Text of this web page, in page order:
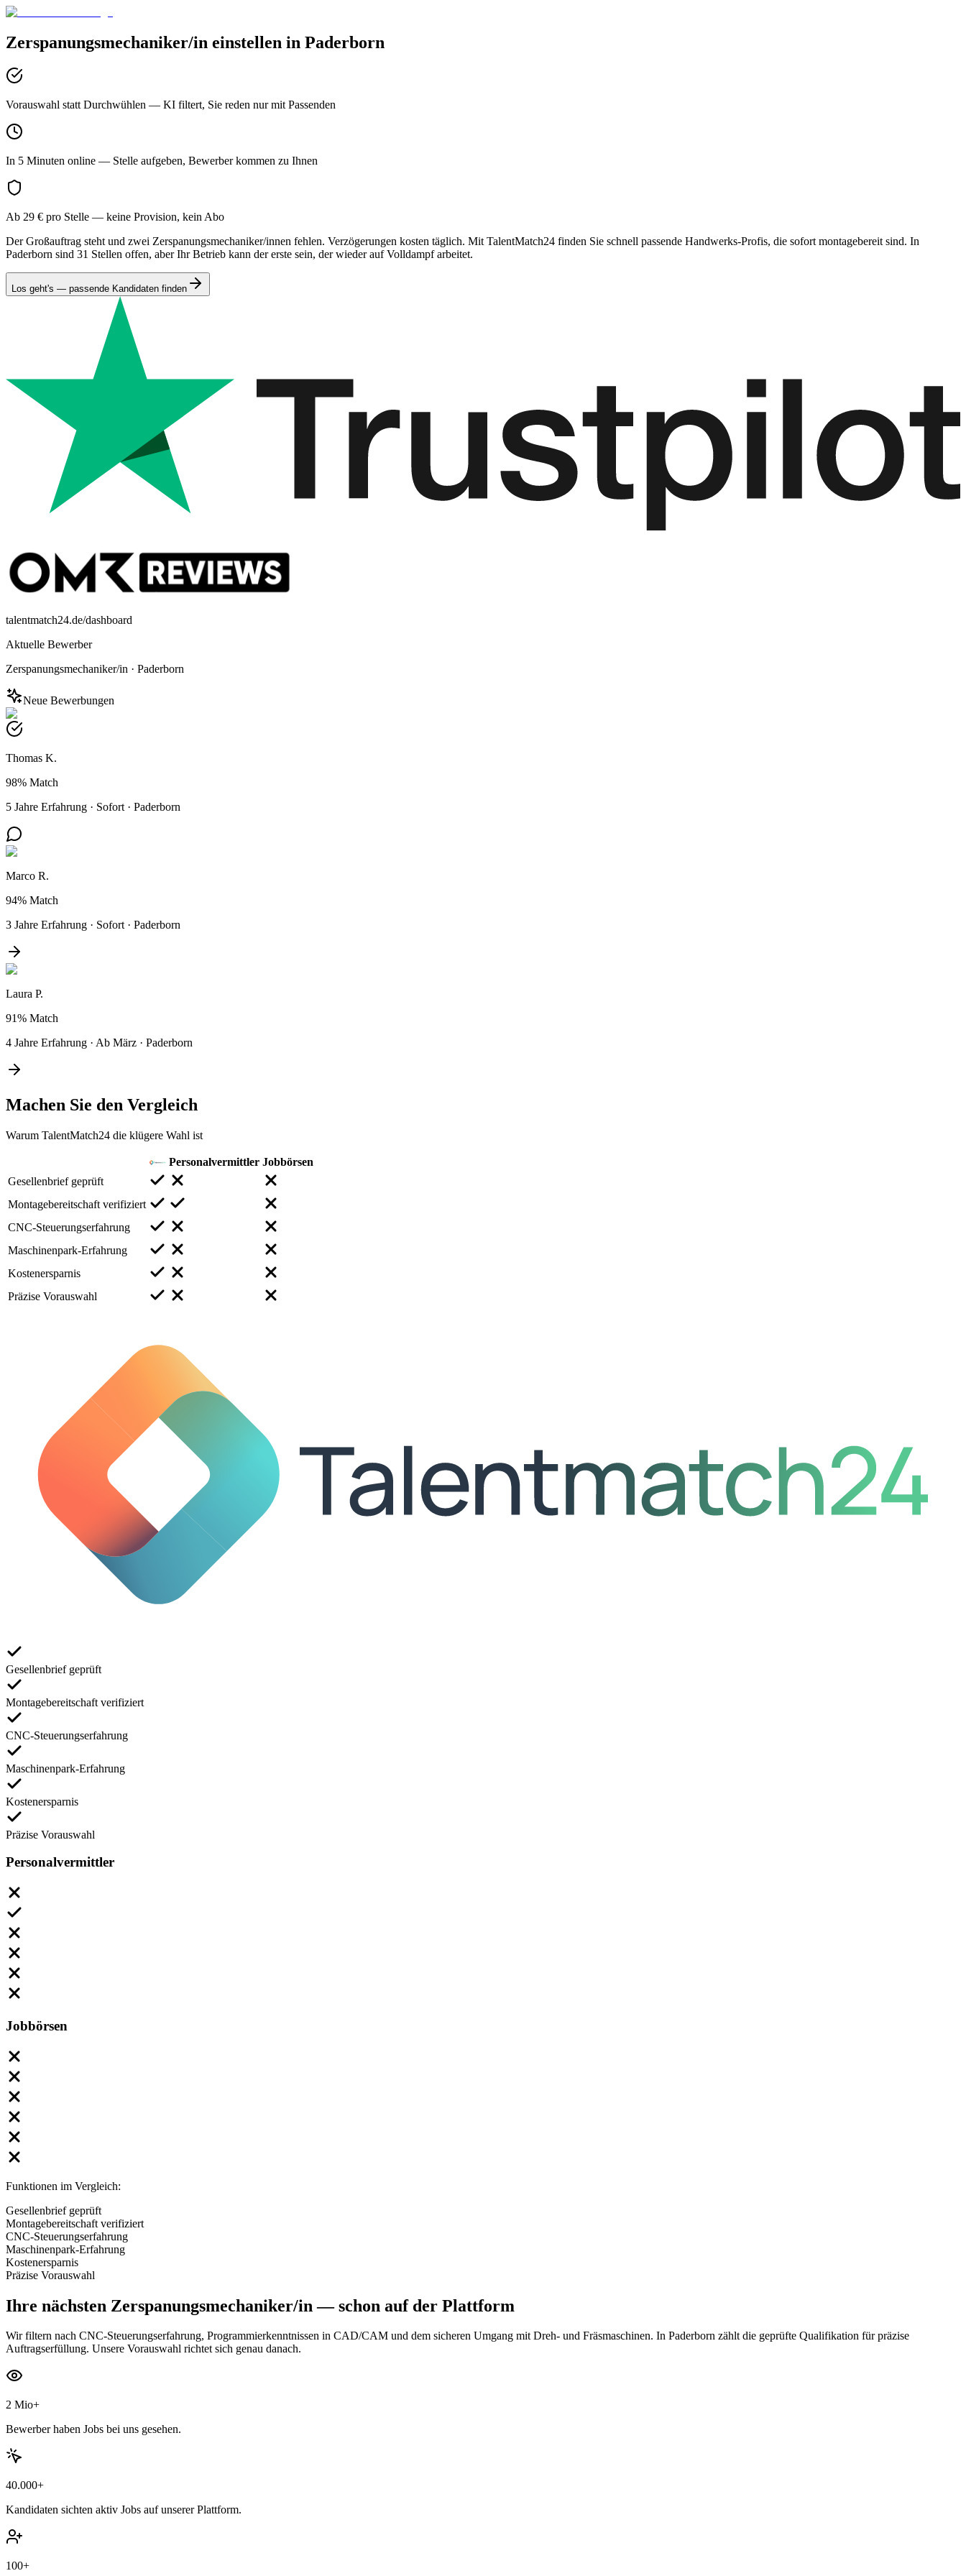
Zerspanungsmechaniker/in einstellen in Paderborn
Vorauswahl statt Durchwühlen — KI filtert, Sie reden nur mit Passenden
In 5 Minuten online — Stelle aufgeben, Bewerber kommen zu Ihnen
Ab 29 € pro Stelle — keine Provision, kein Abo
Der Großauftrag steht und zwei Zerspanungsmechaniker/innen fehlen. Verzögerungen kosten täglich. Mit TalentMatch24 finden Sie schnell passende Handwerks-Profis, die sofort montagebereit sind. In
Paderborn sind 31 Stellen offen, aber Ihr Betrieb kann der erste sein, der wieder auf Volldampf arbeitet.
Los geht's — passende Kandidaten finden
talentmatch24.de/dashboard
Aktuelle Bewerber
Zerspanungsmechaniker/in · Paderborn
Neue Bewerbungen
Thomas K.
98% Match
5 Jahre Erfahrung · Sofort · Paderborn
Marco R.
94% Match
3 Jahre Erfahrung · Sofort · Paderborn
Laura P.
91% Match
4 Jahre Erfahrung · Ab März · Paderborn
Machen Sie den Vergleich
Warum TalentMatch24 die klügere Wahl ist
Personalvermittler Jobbörsen
Gesellenbrief geprüft
Montagebereitschaft verifiziert
CNC-Steuerungserfahrung
Maschinenpark-Erfahrung
Kostenersparnis
Präzise Vorauswahl
Gesellenbrief geprüft
Montagebereitschaft verifiziert
CNC-Steuerungserfahrung
Maschinenpark-Erfahrung
Kostenersparnis
Präzise Vorauswahl
Personalvermittler
Jobbörsen
Funktionen im Vergleich:
Gesellenbrief geprüft
Montagebereitschaft verifiziert
CNC-Steuerungserfahrung
Maschinenpark-Erfahrung
Kostenersparnis
Präzise Vorauswahl
Ihre nächsten Zerspanungsmechaniker/in — schon auf der Plattform
Wir filtern nach CNC-Steuerungserfahrung, Programmierkenntnissen in CAD/CAM und dem sicheren Umgang mit Dreh- und Fräsmaschinen. In Paderborn zählt die geprüfte Qualifikation für präzise
Auftragserfüllung. Unsere Vorauswahl richtet sich genau danach.
2 Mio+
Bewerber haben Jobs bei uns gesehen.
40.000+
Kandidaten sichten aktiv Jobs auf unserer Plattform.
100+